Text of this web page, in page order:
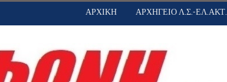
ΑΡΧΙΚΗ ΑΡΧΗΓΕΙΟ Λ.Σ.-ΕΛ.ΑΚΤ.